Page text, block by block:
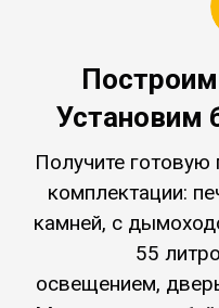
Установим
Получите
комплектации:
камней, с
55
освещением,